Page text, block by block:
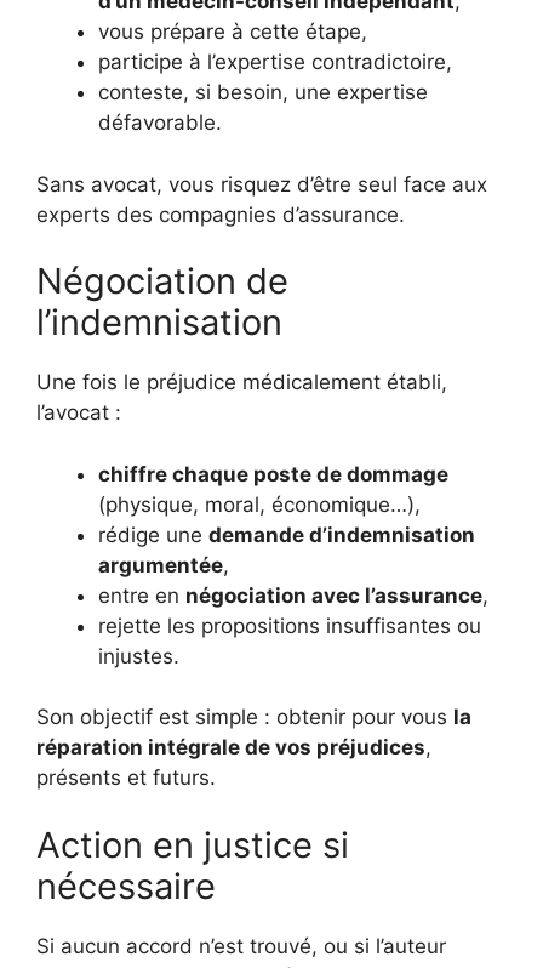
vous prépare à cette étape,
participe à l’expertise contradictoire,
conteste, si besoin, une expertise
défavorable.
Sans avocat, vous risquez d’être seul face aux
experts des compagnies d’assurance.
Négociation de
l’indemnisation
Une fois le préjudice médicalement établi,
l’avocat :
chiffre chaque poste de dommage
(physique, moral, économique…),
rédige une demande d’indemnisation
argumentée,
entre en négociation avec l’assurance,
rejette les propositions insuffisantes ou
injustes.
Son objectif est simple : obtenir pour vous la
réparation intégrale de vos préjudices,
présents et futurs.
Action en justice si
nécessaire
Si aucun accord n’est trouvé, ou si l’auteur